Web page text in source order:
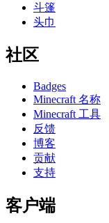
斗篷
头巾
社区
Badges
Minecraft 名称
Minecraft 工具
反馈
博客
贡献
支持
客户端